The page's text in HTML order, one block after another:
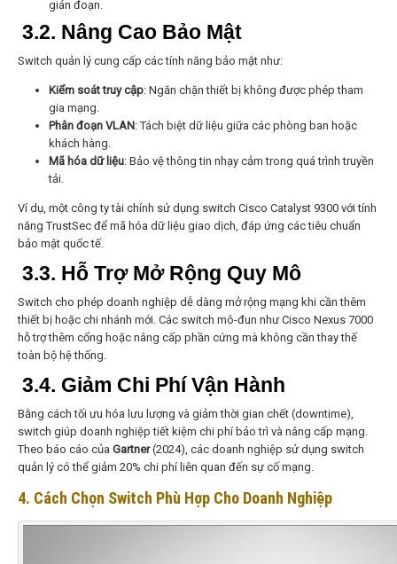
gián đoạn.
3.2. Nâng Cao Bảo Mật
Switch quản lý cung cấp các tính năng bảo mật như:
Kiểm soát truy cập: Ngăn chặn thiết bị không được phép tham
gia mạng.
Phân đoạn VLAN: Tách biệt dữ liệu giữa các phòng ban hoặc
khách hàng.
Mã hóa dữ liệu: Bảo vệ thông tin nhạy cảm trong quá trình truyền
tải.
Ví dụ, một công ty tài chính sử dụng switch Cisco Catalyst 9300 với tính
năng TrustSec để mã hóa dữ liệu giao dịch, đáp ứng các tiêu chuẩn
bảo mật quốc tế.
3.3. Hỗ Trợ Mở Rộng Quy Mô
Switch cho phép doanh nghiệp dễ dàng mở rộng mạng khi cần thêm
thiết bị hoặc chi nhánh mới. Các switch mô-đun như Cisco Nexus 7000
hỗ trợ thêm cổng hoặc nâng cấp phần cứng mà không cần thay thế
toàn bộ hệ thống.
3.4. Giảm Chi Phí Vận Hành
Bằng cách tối ưu hóa lưu lượng và giảm thời gian chết (downtime),
switch giúp doanh nghiệp tiết kiệm chi phí bảo trì và nâng cấp mạng.
Theo báo cáo của Gartner(2024), các doanh nghiệp sử dụng switch
quản lý có thể giảm 20% chi phí liên quan đến sự cố mạng.
4. Cách Chọn Switch Phù Hợp Cho Doanh Nghiệp